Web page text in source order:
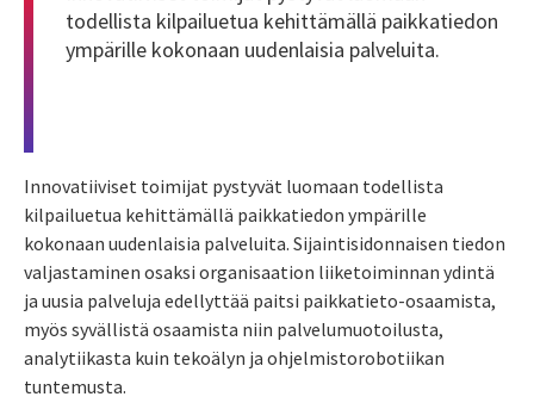
todellista kilpailuetua kehittämällä paikkatiedon
ympärille kokonaan uudenlaisia palveluita.
Innovatiiviset toimijat pystyvät luomaan todellista
kilpailuetua kehittämällä paikkatiedon ympärille
kokonaan uudenlaisia palveluita. Sijaintisidonnaisen tiedon
valjastaminen osaksi organisaation liiketoiminnan ydintä
ja uusia palveluja edellyttää paitsi paikkatieto-osaamista,
myös syvällistä osaamista niin palvelumuotoilusta,
analytiikasta kuin tekoälyn ja ohjelmistorobotiikan
tuntemusta.